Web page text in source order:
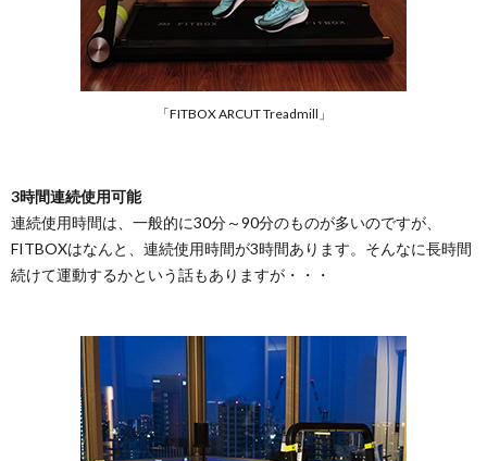
「FITBOX ARCUT Treadmill」
3時間連続使用可能
連続使用時間は、一般的に30分～90分のものが多いのですが、
FITBOXはなんと、連続使用時間が3時間あります。そんなに長時間
続けて運動するかという話もありますが・・・